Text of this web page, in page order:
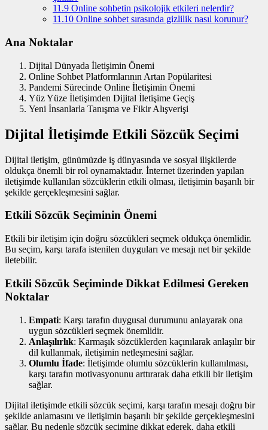
11.9 Online sohbetin psikolojik etkileri nelerdir?
11.10 Online sohbet sırasında gizlilik nasıl korunur?
Ana Noktalar
Dijital Dünyada İletişimin Önemi
Online Sohbet Platformlarının Artan Popülaritesi
Pandemi Sürecinde Online İletişimin Önemi
Yüz Yüze İletişimden Dijital İletişime Geçiş
Yeni İnsanlarla Tanışma ve Fikir Alışverişi
Dijital İletişimde Etkili Sözcük Seçimi
Dijital iletişim, günümüzde iş dünyasında ve sosyal ilişkilerde
oldukça önemli bir rol oynamaktadır. İnternet üzerinden yapılan
iletişimde kullanılan sözcüklerin etkili olması, iletişimin başarılı bir
şekilde gerçekleşmesini sağlar.
Etkili Sözcük Seçiminin Önemi
Etkili bir iletişim için doğru sözcükleri seçmek oldukça önemlidir.
Bu seçim, karşı tarafa istenilen duyguları ve mesajı net bir şekilde
iletebilir.
Etkili Sözcük Seçiminde Dikkat Edilmesi Gereken
Noktalar
Empati: Karşı tarafın duygusal durumunu anlayarak ona
uygun sözcükleri seçmek önemlidir.
Anlaşılırlık: Karmaşık sözcüklerden kaçınılarak anlaşılır bir
dil kullanmak, iletişimin netleşmesini sağlar.
Olumlu İfade: İletişimde olumlu sözcüklerin kullanılması,
karşı tarafın motivasyonunu arttırarak daha etkili bir iletişim
sağlar.
Dijital iletişimde etkili sözcük seçimi, karşı tarafın mesajı doğru bir
şekilde anlamasını ve iletişimin başarılı bir şekilde gerçekleşmesini
sağlar. Bu nedenle sözcük seçimine dikkat ederek, daha etkili